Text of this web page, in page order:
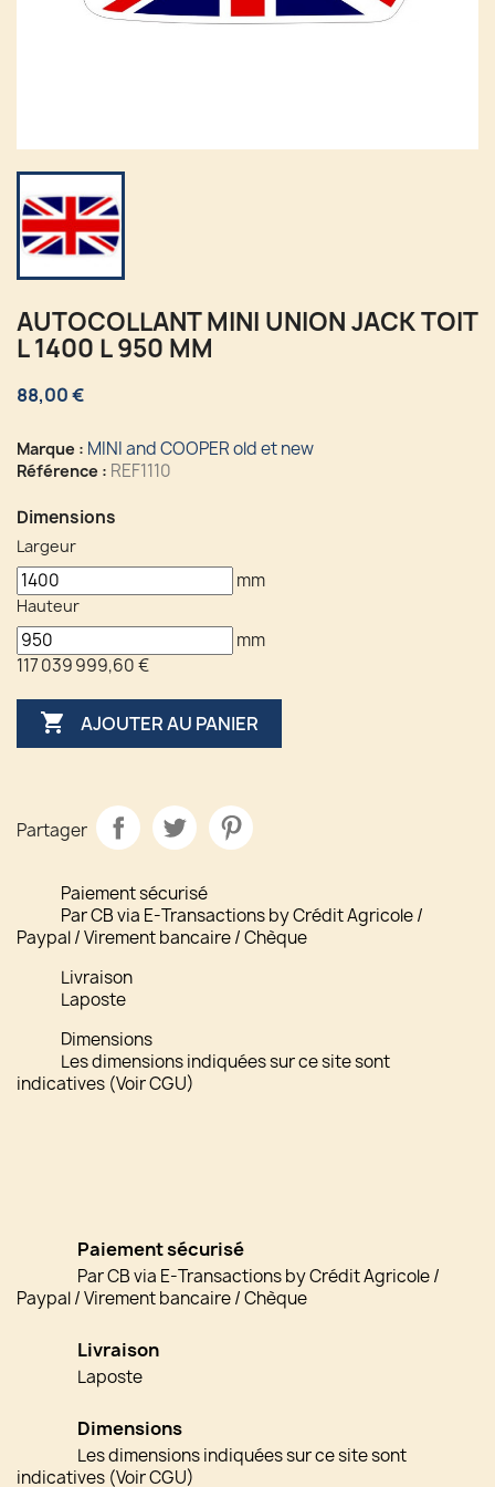
AUTOCOLLANT MINI UNION JACK TOIT
L 1400 L 950 MM
88,00 €
Marque : MINI and COOPER old et new
Référence : REF1110
Dimensions
Largeur
mm
Hauteur
mm
117 039 999,60 €
 AJOUTER AU PANIER
Partager
Paiement sécurisé
Par CB via E-Transactions by Crédit Agricole /
Paypal / Virement bancaire / Chèque
Livraison
Laposte
Dimensions
Les dimensions indiquées sur ce site sont
indicatives (Voir CGU)
Paiement sécurisé
Par CB via E-Transactions by Crédit Agricole /
Paypal / Virement bancaire / Chèque
Livraison
Laposte
Dimensions
Les dimensions indiquées sur ce site sont
indicatives (Voir CGU)